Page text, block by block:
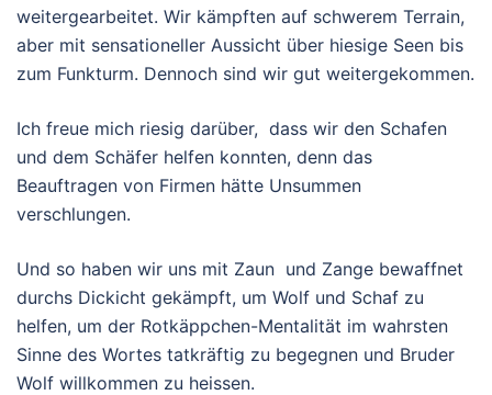
weitergearbeitet. Wir kämpften auf schwerem Terrain,
aber mit sensationeller Aussicht über hiesige Seen bis
zum Funkturm. Dennoch sind wir gut weitergekommen.
Ich freue mich riesig darüber, dass wir den Schafen
und dem Schäfer helfen konnten, denn das
Beauftragen von Firmen hätte Unsummen
verschlungen.
Und so haben wir uns mit Zaun und Zange bewaffnet
durchs Dickicht gekämpft, um Wolf und Schaf zu
helfen, um der Rotkäppchen-Mentalität im wahrsten
Sinne des Wortes tatkräftig zu begegnen und Bruder
Wolf willkommen zu heissen.